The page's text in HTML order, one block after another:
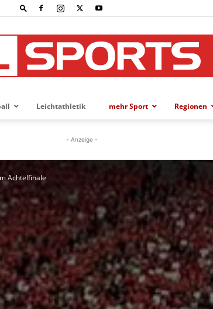
SPORTS
Leichtathletik mehr Sport Regionen
- Anzeige -
Achtelfinale